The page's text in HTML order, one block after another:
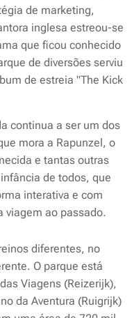
de marketing,
inglesa estreou-se
que ficou conhecido
de diversões serviu
de estreia "The Kick
continua a ser um dos
mora a Rapunzel, o
e tantas outras
de todos, que
interativa e com
viagem ao passado.
diferentes, no
O parque está
Viagens (Reizerijk),
da Aventura (Ruigrijk)